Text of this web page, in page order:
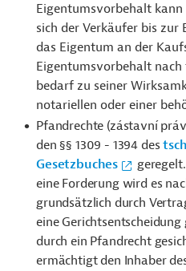
Eigentumsvorbehalt
sich der Verkäufer bis zur
das Eigentum an der
Eigentumsvorbehalt nach
bedarf zu seiner
notariellen oder einer
Pfandrechte (zástavní
den §§ 1309 - 1394 des
Gesetzbuches
eine Forderung wird es
grundsätzlich durch
eine Gerichtsentscheidung
durch ein Pfandrecht
ermächtigt den Inhaber